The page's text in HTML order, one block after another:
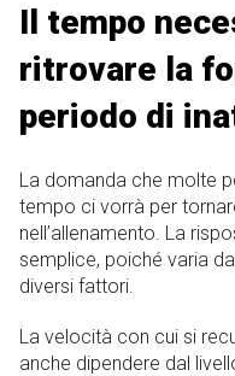
Il tempo
ritrovare la
periodo di
La domanda che molte
tempo ci vorrà per
nell’allenamento. La
semplice, poiché varia
diversi fattori.
La velocità con cui si
anche dipendere dal